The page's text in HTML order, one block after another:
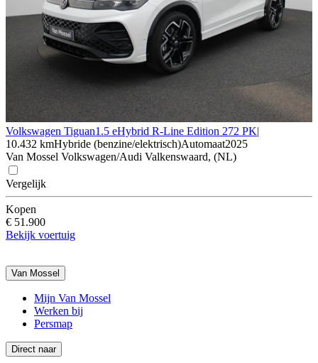
Volkswagen Tiguan1.5 eHybrid R-Line Edition 272 PK|
10.432 kmHybride (benzine/elektrisch)Automaat2025
Van Mossel Volkswagen/Audi Valkenswaard, (NL)
Vergelijk
Kopen
€ 51.900
Bekijk voertuig
Van Mossel
Mijn Van Mossel
Werken bij
Persmap
Direct naar